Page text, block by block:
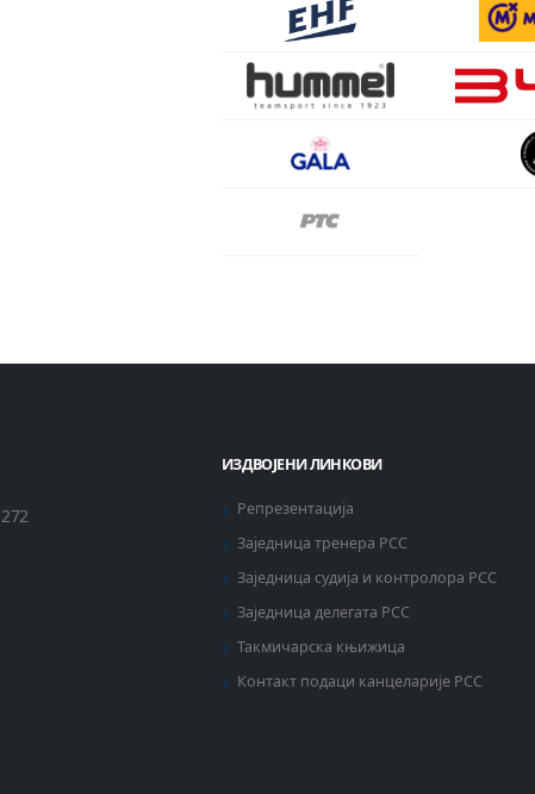
ИЗДВОЈЕНИ ЛИНКОВИ
Репрезентација
Заједница тренера РСС
Заједница судија и контролора РСС
Заједница делегата РСС
Такмичарска књижица
Контакт подаци канцеларије РСС